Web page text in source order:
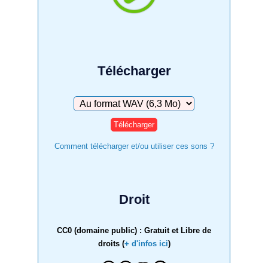
Télécharger
Télécharger
Comment télécharger et/ou utiliser ces sons ?
Droit
CC0 (domaine public) : Gratuit et Libre de
droits (+ d'infos ici)